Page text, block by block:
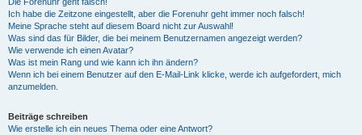
Ich habe die Zeitzone eingestellt, aber die Forenuhr geht immer noch falsch!
Meine Sprache steht auf diesem Board nicht zur Auswahl!
Was sind das für Bilder, die bei meinem Benutzernamen angezeigt werden?
Wie verwende ich einen Avatar?
Was ist mein Rang und wie kann ich ihn ändern?
Wenn ich bei einem Benutzer auf den E-Mail-Link klicke, werde ich aufgefordert, mich
anzumelden.
Beiträge schreiben
Wie erstelle ich ein neues Thema oder eine Antwort?